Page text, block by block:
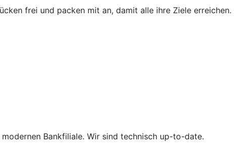
frei und packen mit an, damit alle ihre Ziele
Bankfiliale. Wir sind technisch up-to-date.